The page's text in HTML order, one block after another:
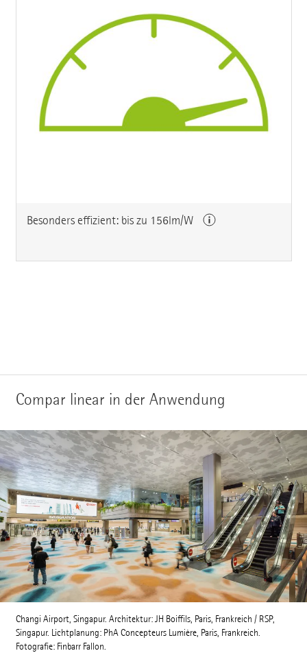
Besonders effizient: bis zu 156lm/W
Compar linear in der Anwendung
Changi Airport, Singapur. Architektur: JH Boiffils, Paris, Frankreich / RSP,
Singapur. Lichtplanung: PhA Concepteurs Lumière, Paris, Frankreich.
Fotografie: Finbarr Fallon.